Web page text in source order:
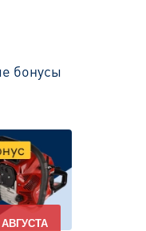
бонусы